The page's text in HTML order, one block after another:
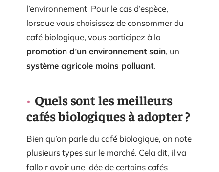
l’environnement. Pour le cas d’espèce,
lorsque vous choisissez de consommer du
café biologique, vous participez à la
promotion d’un environnement sain, un
système agricole moins polluant.
Quels sont les meilleurs
cafés biologiques à adopter ?
Bien qu’on parle du café biologique, on note
plusieurs types sur le marché. Cela dit, il va
falloir avoir une idée de certains cafés